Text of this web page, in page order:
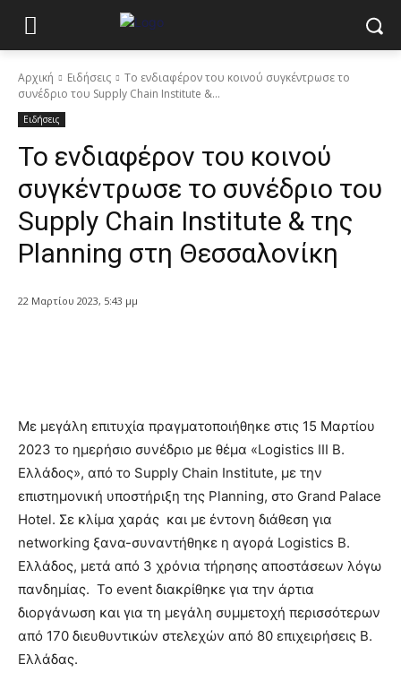
Αρχική Ειδήσεις
Το ενδιαφέρον του κοινού συγκέντρωσε το
συνέδριο του Supply Chain Institute &...
Ειδήσεις
Το ενδιαφέρον του κοινού
συγκέντρωσε το συνέδριο του
Supply Chain Institute & της
Planning στη Θεσσαλονίκη
22 Μαρτίου 2023, 5:43 μμ
Με μεγάλη επιτυχία πραγματοποιήθηκε στις 15 Μαρτίου
2023 το ημερήσιο συνέδριο με θέμα «Logistics III Β.
Ελλάδος», από το Supply Chain Institute, με την
επιστημονική υποστήριξη της Planning, στο Grand Palace
Ηotel. Σε κλίμα χαράς και με έντονη διάθεση για
networking ξανα-συναντήθηκε η αγορά Logistics Β.
Ελλάδος, μετά από 3 χρόνια τήρησης αποστάσεων λόγω
πανδημίας. To event διακρίθηκε για την άρτια
διοργάνωση και για τη μεγάλη συμμετοχή περισσότερων
από 170 διευθυντικών στελεχών από 80 επιχειρήσεις Β.
Ελλάδας.